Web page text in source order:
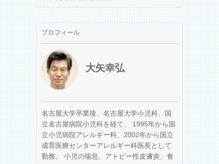
プロフィール
大矢幸弘
名古屋大学卒業後、名古屋大学小児科、国
立名古屋病院小児科を経て、 1995年から国
立小児病院アレルギー科、2002年から国立
成育医療センターアレルギー科医長として
勤務。 小児の喘息、アトピー性皮膚炎、食